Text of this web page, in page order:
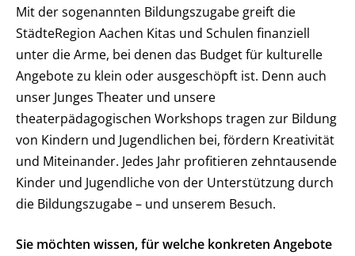
Mit der sogenannten Bildungszugabe greift die
StädteRegion Aachen Kitas und Schulen finanziell
unter die Arme, bei denen das Budget für kulturelle
Angebote zu klein oder ausgeschöpft ist. Denn auch
unser Junges Theater und unsere
theaterpädagogischen Workshops tragen zur Bildung
von Kindern und Jugendlichen bei, fördern Kreativität
und Miteinander. Jedes Jahr profitieren zehntausende
Kinder und Jugendliche von der Unterstützung durch
die Bildungszugabe – und unserem Besuch.
Sie möchten wissen, für welche konkreten Angebote